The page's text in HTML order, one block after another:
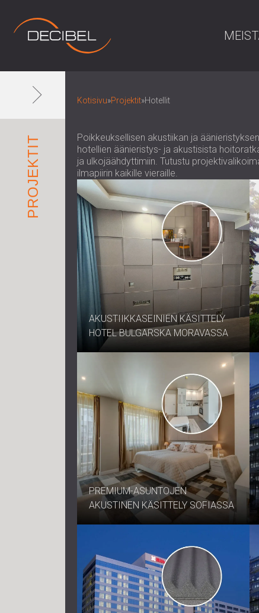
PROJEKTIT
Kotisivu»Projektit»Hotellit
Poikkeuksellisen akustiikan ja
hotellien äänieristys- ja akustisista
ja ulkojäähdyttimiin. Tutustu
ilmapiirin kaikille vieraille.
AKUSTIIKKASEINIEN KÄSITTELY
HOTEL BULGARSKA MORAVASSA
PREMIUM-ASUNTOJEN
AKUSTINEN KÄSITTELY SOFIASSA